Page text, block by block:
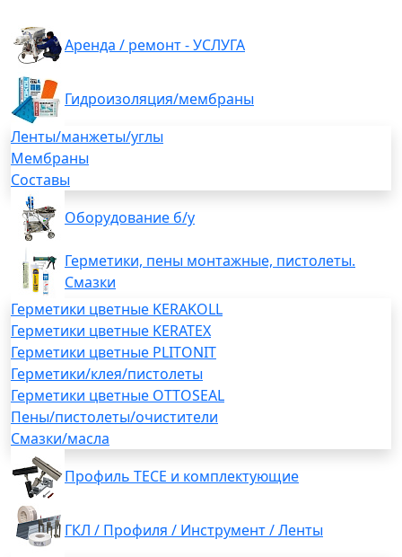
Аренда / ремонт - УСЛУГА
Гидроизоляция/мембраны
Ленты/манжеты/углы
Мембраны
Составы
Оборудование б/у
Герметики, пены монтажные, пистолеты.
Смазки
Герметики цветные KERAKOLL
Герметики цветные KERATEX
Герметики цветные PLITONIT
Герметики/клея/пистолеты
Герметики цветные OTTOSEAL
Пены/пистолеты/очистители
Смазки/масла
Профиль TECE и комплектующие
ГКЛ / Профиля / Инструмент / Ленты